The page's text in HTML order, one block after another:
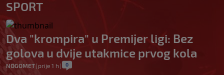
SPORT
Dva "krompira" u Premijer ligi: Bez
golova u dvije utakmice prvog kola
NOGOMET| prije 1 h | 0